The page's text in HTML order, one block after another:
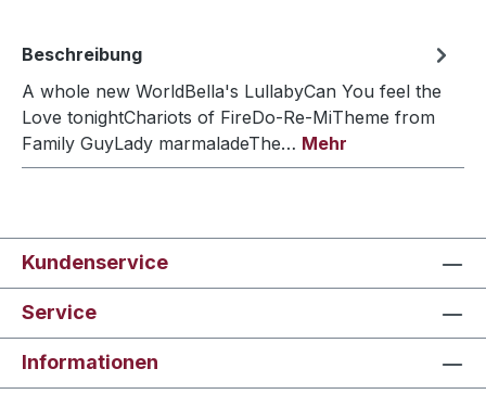
Beschreibung
A whole new WorldBella's LullabyCan You feel the
Love tonightChariots of FireDo-Re-MiTheme from
Family GuyLady marmaladeThe… Mehr
Kundenservice
Service
Informationen